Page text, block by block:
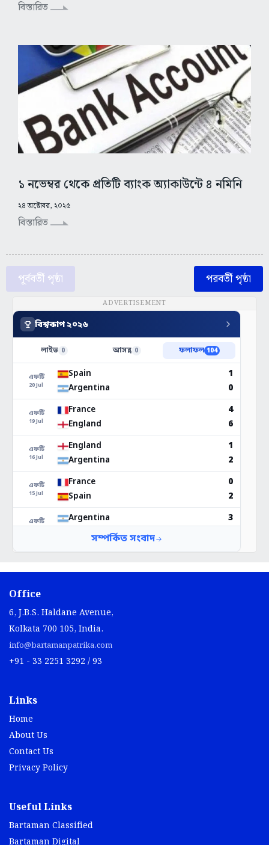
বিস্তারিত
১ নভেম্বর থেকে প্রতিটি ব্যাংক অ্যাকাউন্টে ৪ নমিনি
২৪ অক্টোবর, ২০২৫
বিস্তারিত
পূর্ববর্তী পৃষ্ঠা পরবর্তী পৃষ্ঠা
ADVERTISEMENT
Office
6, J.B.S. Haldane Avenue,
Kolkata 700 105, India.
info@bartamanpatrika.com
+91 - 33 2251 3292 / 93
Links
Home
About Us
Contact Us
Privacy Policy
Useful Links
Bartaman Classified
Bartaman Digital